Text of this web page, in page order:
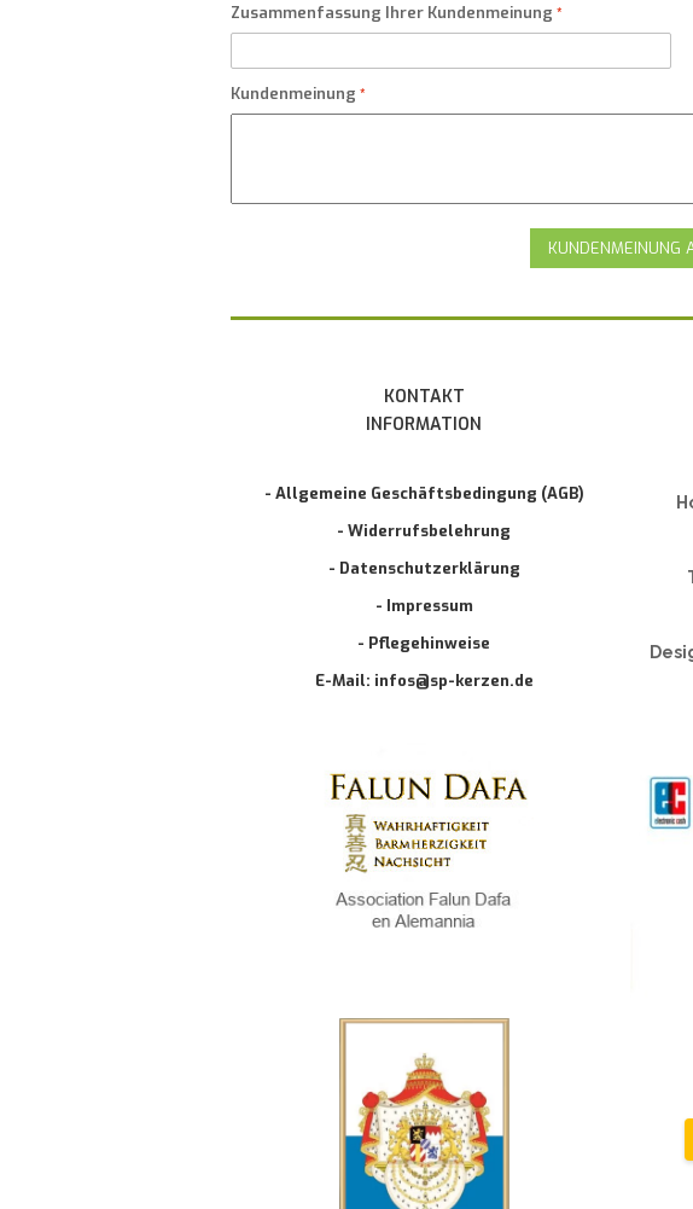
Zusammenfassung Ihrer Kundenmeinung
Kundenmeinung
KUNDENMEINUNG
KONTAKT
INFORMATION
- Allgemeine Geschäftsbedingung (AGB)
- Widerrufsbelehrung
- Datenschutzerklärung
- Impressum
- Pflegehinweise
E-Mail: infos@sp-kerzen.de